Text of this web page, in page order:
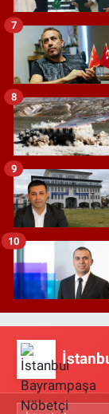
7
8
9
10